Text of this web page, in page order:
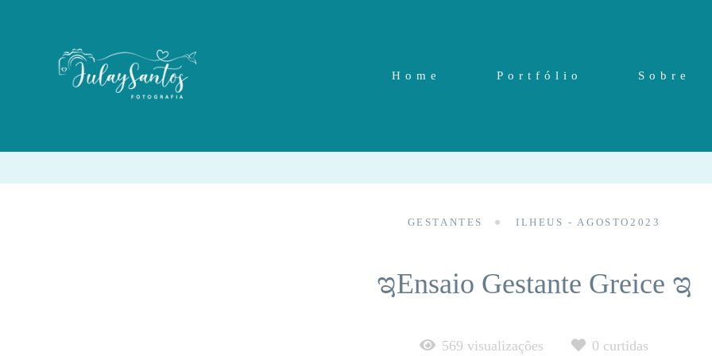
Home Portfólio Sobre
GESTANTES ILHEUS - AGOSTO2023
ಇEnsaio Gestante Greice ಇ
569 visualizações 0 curtidas